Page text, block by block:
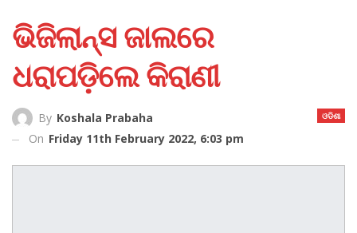
ଭିଜିଲାନ୍ସ ଜାଲରେ
ଧରାପଡ଼ିଲେ କିରାଣୀ
ଓଡିଶା
By Koshala Prabaha
On Friday 11th February 2022, 6:03 pm